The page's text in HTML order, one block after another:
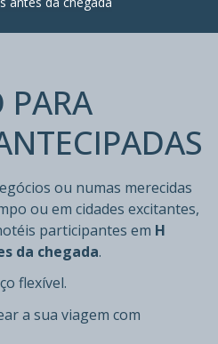
PARA
ou numas merecidas
ou em cidades excitantes,
participantes em H
da chegada.
flexível.
a sua viagem com